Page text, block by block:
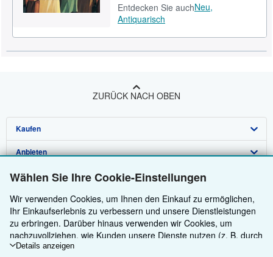
Wählen Sie Ihre Cookie-Einstellungen
Wir verwenden Cookies, um Ihnen den Einkauf zu ermöglichen,
Ihr Einkaufserlebnis zu verbessern und unsere Dienstleistungen
zu erbringen. Darüber hinaus verwenden wir Cookies, um
nachzuvollziehen, wie Kunden unsere Dienste nutzen (z. B. durch
die Erfassung von Website-Besuchen), sodass wir Optimierungen
Details anzeigen
Entdecken Sie auchNeu,
Antiquarisch
ZURÜCK NACH OBEN
Kaufen
Detailsuche
Sammlungen
Nutzerkonto
Meine Bestellungen
Warenkorb
Anbieten
Verkäufer werden
Partnerprogramm
Empfehlen Sie einen Verkäufer
Über uns
Über uns / Impressum
Presse
Karriere
Hilfe
Hilfebereich
Kundenservice
Weitere AbeBooks Unternehmen
AbeBooks.com
AbeBooks folgen